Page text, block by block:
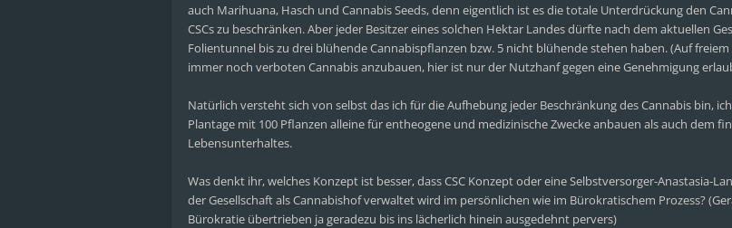
auch Marihuana, Hasch und Cannabis Seeds, denn eigentlich ist es die totale Unterdrückung den
CSCs zu beschränken. Aber jeder Besitzer eines solchen Hektar Landes dürfte nach dem aktuellen
Folientunnel bis zu drei blühende Cannabispflanzen bzw. 5 nicht blühende stehen haben. (Auf
immer noch verboten Cannabis anzubauen, hier ist nur der Nutzhanf gegen eine Genehmigung
Natürlich versteht sich von selbst das ich für die Aufhebung jeder Beschränkung des Cannabis bin,
Plantage mit 100 Pflanzen alleine für entheogene und medizinische Zwecke anbauen als auch dem
Lebensunterhaltes.
Was denkt ihr, welches Konzept ist besser, dass CSC Konzept oder eine Selbstversorger-Anastasia-
der Gesellschaft als Cannabishof verwaltet wird im persönlichen wie im Bürokratischem Prozess?
Bürokratie übertrieben ja geradezu bis ins lächerlich hinein ausgedehnt pervers)